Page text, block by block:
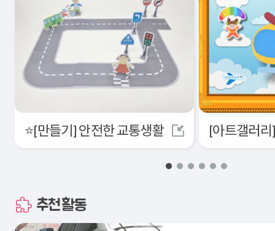
⭐[만들기] 안전한 교통생활
추천활동